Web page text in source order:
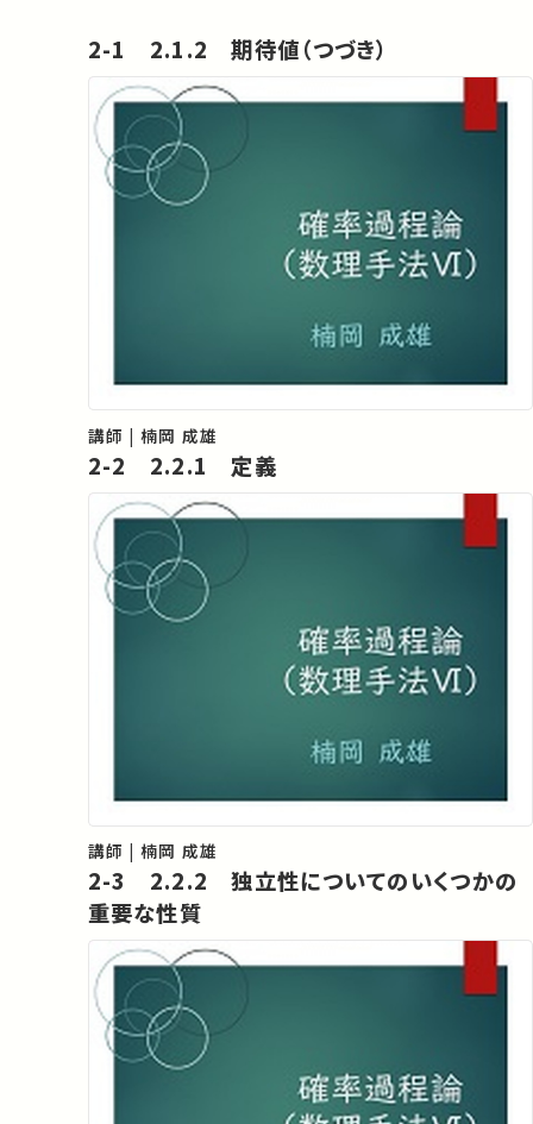
2-1 2.1.2 期待値（つづき）
講師 | 楠岡 成雄
2-2 2.2.1 定義
講師 | 楠岡 成雄
2-3 2.2.2 独立性についてのいくつかの
重要な性質